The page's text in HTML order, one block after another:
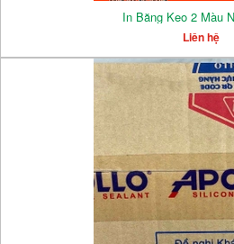
In Băng Keo 2 Màu
Liên hệ